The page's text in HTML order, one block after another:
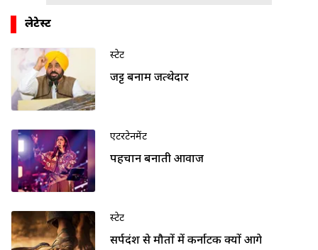
लेटेस्ट
स्टेट
जट्ट बनाम जत्थेदार
एंटरटेनमेंट
पहचान बनाती आवाज
स्टेट
सर्पदंश से मौतों में कर्नाटक क्यों आगे